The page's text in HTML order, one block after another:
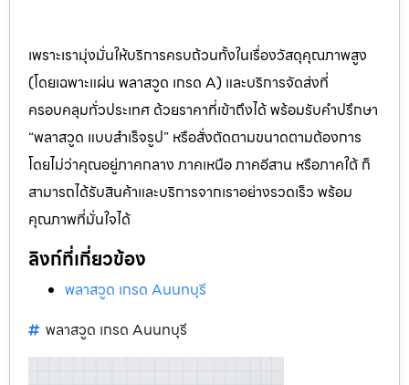
เพราะเรามุ่งมั่นให้บริการครบถ้วนทั้งในเรื่องวัสดุคุณภาพสูง
(โดยเฉพาะแผ่น พลาสวูด เกรด A) และบริการจัดส่งที่
ครอบคลุมทั่วประเทศ ด้วยราคาที่เข้าถึงได้ พร้อมรับคำปรึกษา
“พลาสวูด แบบสำเร็จรูป” หรือสั่งตัดตามขนาดตามต้องการ
โดยไม่ว่าคุณอยู่ภาคกลาง ภาคเหนือ ภาคอีสาน หรือภาคใต้ ก็
สามารถได้รับสินค้าและบริการจากเราอย่างรวดเร็ว พร้อม
คุณภาพที่มั่นใจได้
ลิงก์ที่เกี่ยวข้อง
พลาสวูด เกรด Aนนทบุรี
พลาสวูด เกรด Aนนทบุรี